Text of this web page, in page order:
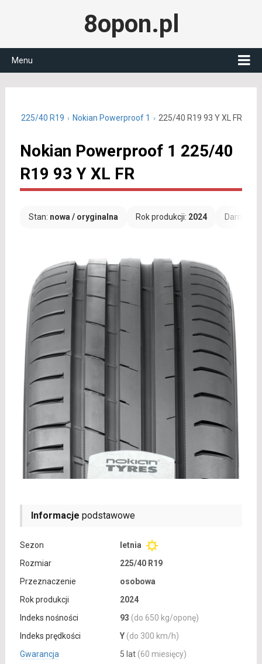
8opon.pl
Menu
225/40 R19 Nokian Powerproof 1 225/40 R19 93 Y XL FR
Nokian Powerproof 1 225/40
R19 93 Y XL FR
Stan: nowa / oryginalna Rok produkcji: 2024
Informacje podstawowe
Sezon
letnia
Rozmiar
225/40 R19
Przeznaczenie
osobowa
Rok produkcji
2024
Indeks nośności
93 (do 650 kg/oponę)
Indeks prędkości
Y (do 300 km/h)
Gwarancja
5 lat (60 miesięcy)